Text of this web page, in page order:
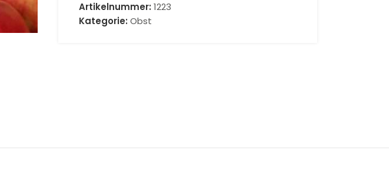
Artikelnummer:1223
Kategorie: Obst